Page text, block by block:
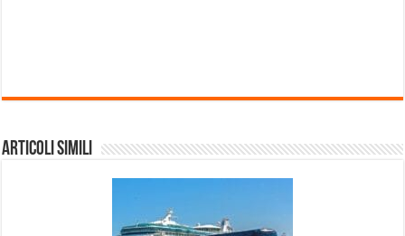
Articoli Simili